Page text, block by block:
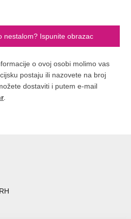
nestalom? Ispunite obrazac
o ovoj osobi molimo vas
postaju ili nazovete na broj
dostaviti i putem e-mail
.